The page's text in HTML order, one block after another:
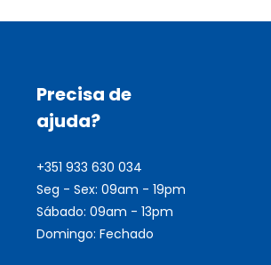
Precisa de
ajuda?
+351 933 630 034
Seg - Sex: 09am - 19pm
Sábado: 09am - 13pm
Domingo: Fechado